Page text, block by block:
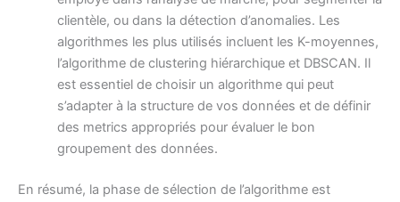
clientèle, ou dans la détection d’anomalies. Les
algorithmes les plus utilisés incluent les K-moyennes,
l’algorithme de clustering hiérarchique et DBSCAN. Il
est essentiel de choisir un algorithme qui peut
s’adapter à la structure de vos données et de définir
des metrics appropriés pour évaluer le bon
groupement des données.
En résumé, la phase de sélection de l’algorithme est